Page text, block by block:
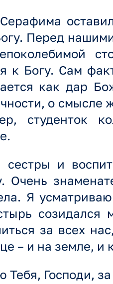
Перед
к Богу. Сам
как дар
о смысле
студенток
сестры и
Очень
Я
созидался
за всех
– и на земле, и
Тебя, Господи,